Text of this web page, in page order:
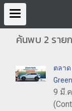
ค้นพบ 2 ราย
ตลาด
9 มี.